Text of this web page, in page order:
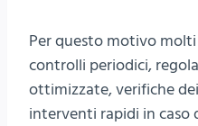
Per questo motivo
controlli periodici,
ottimizzate, verifiche
interventi rapidi in